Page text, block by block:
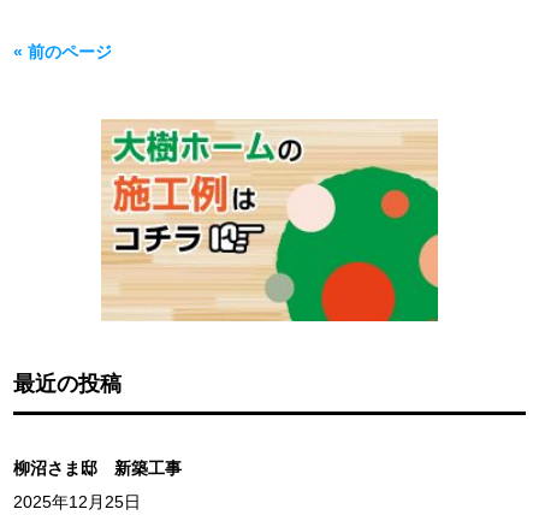
« 前のページ
最近の投稿
柳沼さま邸 新築工事
2025年12月25日